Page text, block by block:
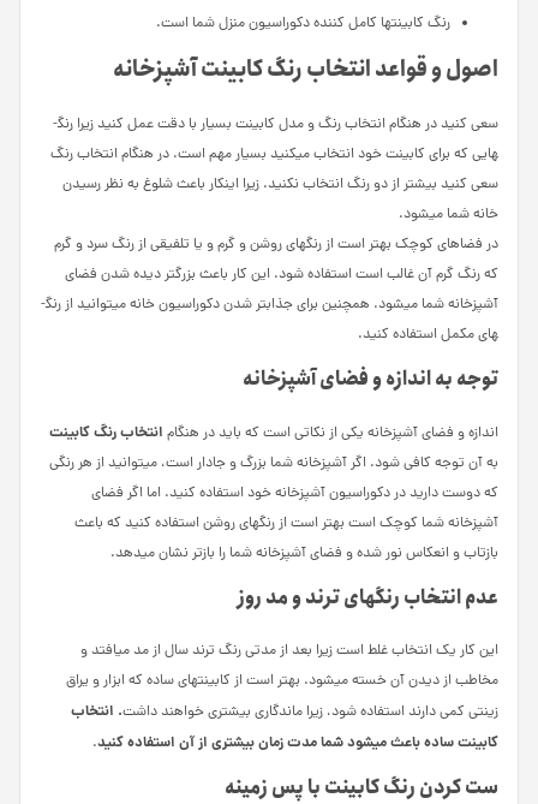
رنگ کابینت­ها کامل کننده دکوراسیون منزل شما است.
اصول و قواعد انتخاب رنگ کابینت آشپزخانه
سعی کنید در هنگام انتخاب رنگ و مدل کابینت بسیار با دقت عمل کنید زیرا رنگ­
هایی که برای کابینت خود انتخاب می­کنید بسیار مهم است. در هنگام انتخاب رنگ
سعی کنید بیشتر از دو رنگ انتخاب نکنید. زیرا اینکار باعث شلوغ به نظر رسیدن
خانه شما می­شود.
در فضاهای کوچک بهتر است از رنگ­های روشن و گرم و یا تلفیقی از رنگ سرد و گرم
که رنگ گرم آن غالب است استفاده شود. این کار باعث بزرگتر دیده شدن فضای
آشپزخانه شما می­شود. همچنین برای جذابتر شدن دکوراسیون خانه می­توانید از رنگ­
های مکمل استفاده کنید.
توجه به اندازه و فضای آشپزخانه
اندازه و فضای آشپزخانه یکی از نکاتی است که باید در هنگامانتخاب رنگ کابینت
به آن توجه کافی شود. اگر آشپزخانه شما بزرگ و جادار است، می­توانید از هر رنگی
که دوست دارید در دکوراسیون آشپزخانه خود استفاده کنید. اما اگر فضای
آشپزخانه شما کوچک است بهتر است از رنگ­های روشن استفاده کنید که باعث
بازتاب و انعکاس نور شده و فضای آشپزخانه شما را بازتر نشان می­دهد.
عدم انتخاب رنگ­های ترند و مد روز
این کار یک انتخاب غلط است زیرا بعد از مدتی رنگ ترند سال از مد می­افتد و
مخاطب از دیدن آن خسته می­شود. بهتر است از کابینت­های ساده که ابزار و یراق
زینتی کمی دارند استفاده شود، زیرا ماندگاری بیشتری خواهند داشت. انتخاب
کابینت ساده باعث می­شود شما مدت زمان بیشتری از آن استفاده کنید.
ست کردن رنگ کابینت با پس زمینه